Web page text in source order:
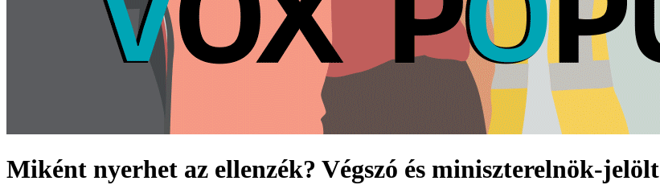
Miként nyerhet az ellenzék? Végszó és miniszterelnök-jelölt